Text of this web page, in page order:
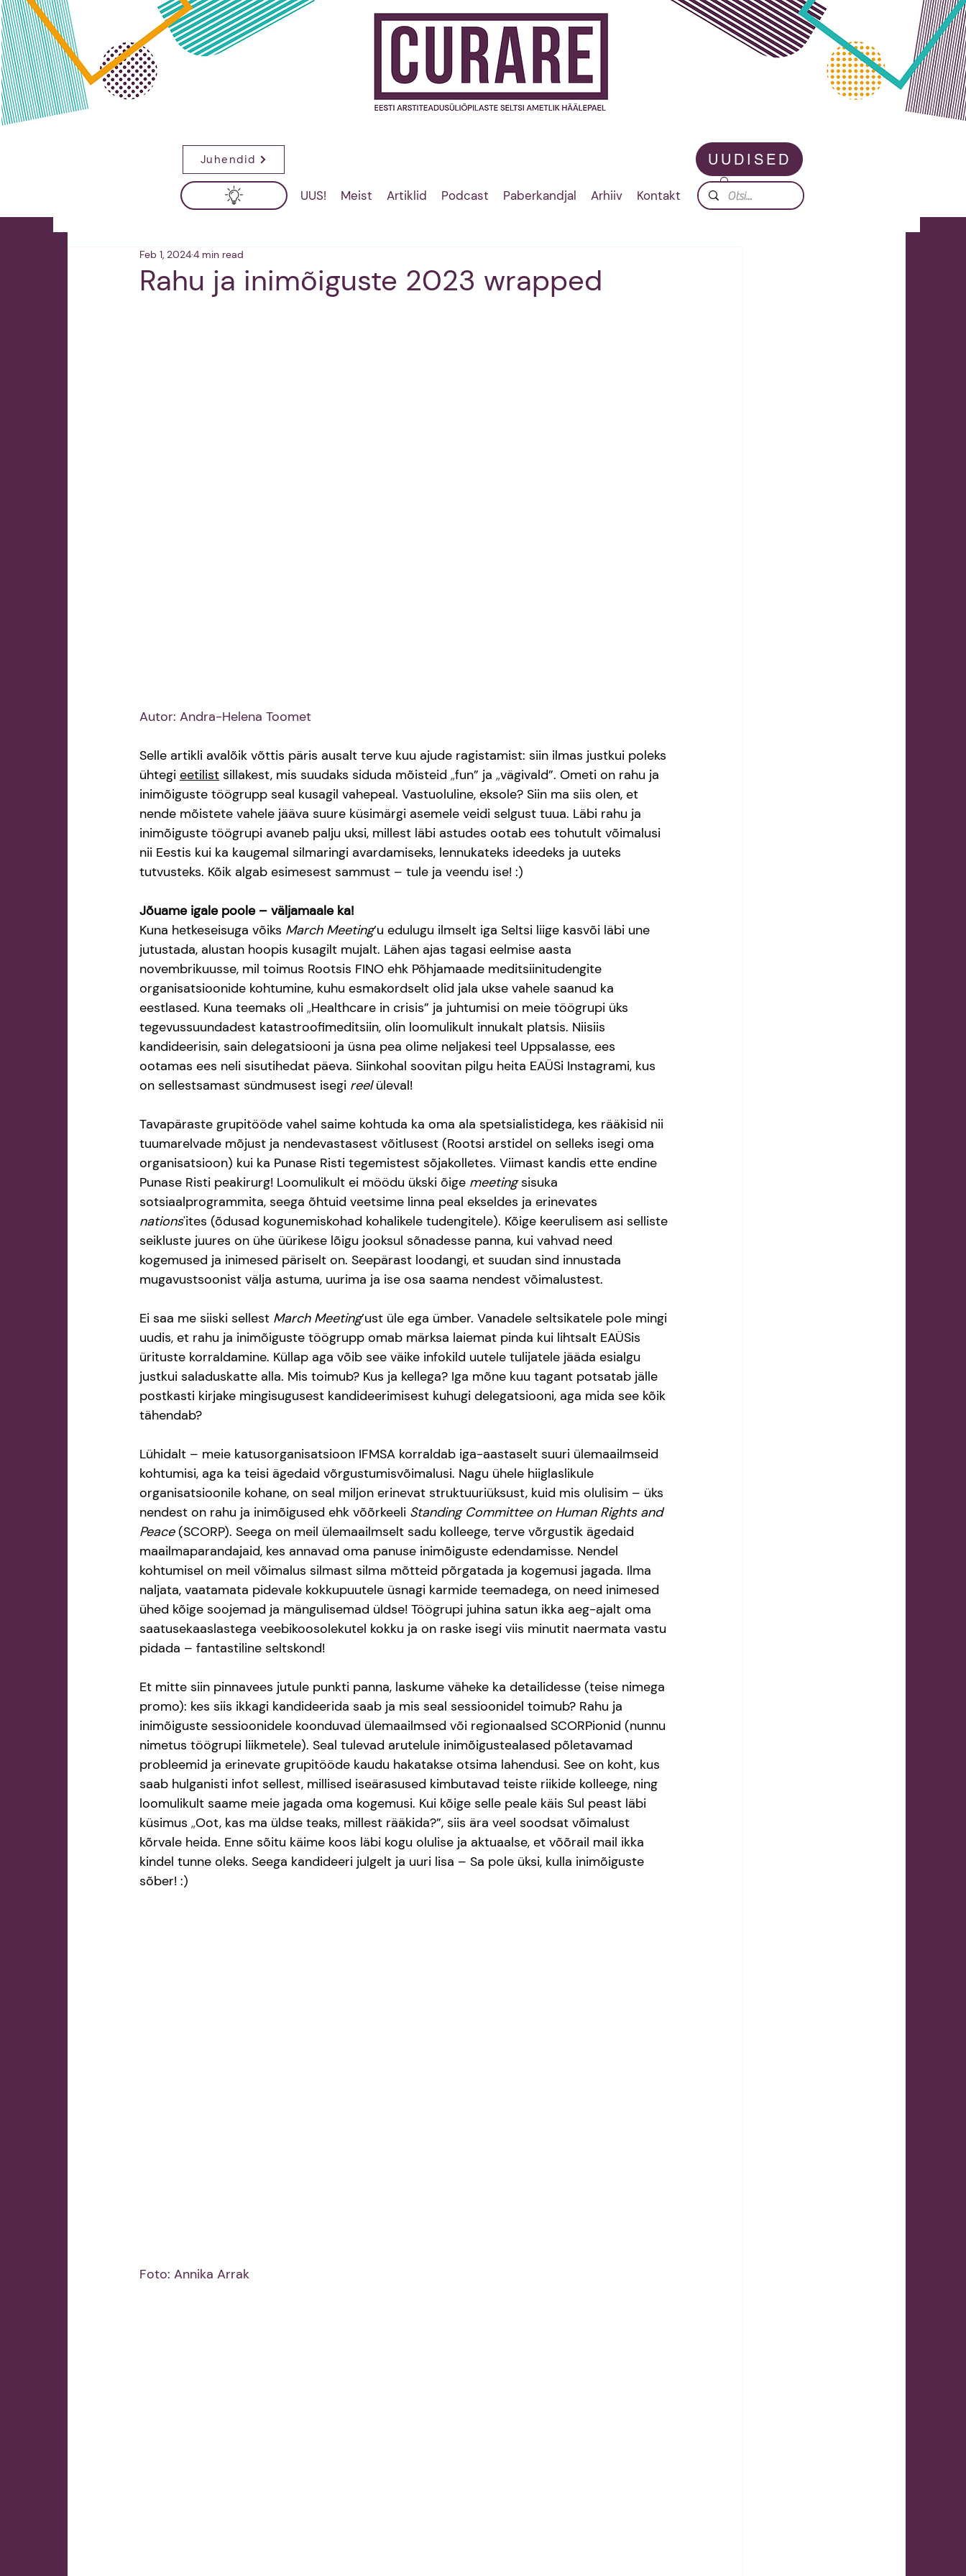
Juhendid
UUS! Meist Artiklid Podcast Paberkandjal Arhiiv Kontakt
UUDISED
Rahu ja inimõiguste 2023 wrapped
Feb 1, 20244 min read
Autor: Andra-Helena Toomet
Selle artikli avalõik võttis päris ausalt terve kuu ajude ragistamist: siin ilmas justkui poleks
ühtegi eetilist sillakest, mis suudaks siduda mõisteid „fun” ja „vägivald”. Ometi on rahu ja
inimõiguste töögrupp seal kusagil vahepeal. Vastuoluline, eksole? Siin ma siis olen, et
nende mõistete vahele jääva suure küsimärgi asemele veidi selgust tuua. Läbi rahu ja
inimõiguste töögrupi avaneb palju uksi, millest läbi astudes ootab ees tohutult võimalusi
nii Eestis kui ka kaugemal silmaringi avardamiseks, lennukateks ideedeks ja uuteks
tutvusteks. Kõik algab esimesest sammust – tule ja veendu ise! :)
Jõuame igale poole – väljamaale ka!
Kuna hetkeseisuga võiks March Meeting’u edulugu ilmselt iga Seltsi liige kasvõi läbi une
jutustada, alustan hoopis kusagilt mujalt. Lähen ajas tagasi eelmise aasta
novembrikuusse, mil toimus Rootsis FINO ehk Põhjamaade meditsiinitudengite
organisatsioonide kohtumine, kuhu esmakordselt olid jala ukse vahele saanud ka
eestlased. Kuna teemaks oli „Healthcare in crisis” ja juhtumisi on meie töögrupi üks
tegevussuundadest katastroofimeditsiin, olin loomulikult innukalt platsis. Niisiis
kandideerisin, sain delegatsiooni ja üsna pea olime neljakesi teel Uppsalasse, ees
ootamas ees neli sisutihedat päeva. Siinkohal soovitan pilgu heita EAÜSi Instagrami, kus
on sellestsamast sündmusest isegi reel üleval!
Tavapäraste grupitööde vahel saime kohtuda ka oma ala spetsialistidega, kes rääkisid nii
tuumarelvade mõjust ja nendevastasest võitlusest (Rootsi arstidel on selleks isegi oma
organisatsioon) kui ka Punase Risti tegemistest sõjakolletes. Viimast kandis ette endine
Punase Risti peakirurg! Loomulikult ei möödu ükski õige meeting sisuka
sotsiaalprogrammita, seega õhtuid veetsime linna peal ekseldes ja erinevates
nations'ites (õdusad kogunemiskohad kohalikele tudengitele). Kõige keerulisem asi selliste
seikluste juures on ühe üürikese lõigu jooksul sõnadesse panna, kui vahvad need
kogemused ja inimesed päriselt on. Seepärast loodangi, et suudan sind innustada
mugavustsoonist välja astuma, uurima ja ise osa saama nendest võimalustest.
Ei saa me siiski sellest March Meeting’ust üle ega ümber. Vanadele seltsikatele pole mingi
uudis, et rahu ja inimõiguste töögrupp omab märksa laiemat pinda kui lihtsalt EAÜSis
ürituste korraldamine. Küllap aga võib see väike infokild uutele tulijatele jääda esialgu
justkui saladuskatte alla. Mis toimub? Kus ja kellega? Iga mõne kuu tagant potsatab jälle
postkasti kirjake mingisugusest kandideerimisest kuhugi delegatsiooni, aga mida see kõik
tähendab?
Lühidalt – meie katusorganisatsioon IFMSA korraldab iga-aastaselt suuri ülemaailmseid
kohtumisi, aga ka teisi ägedaid võrgustumisvõimalusi. Nagu ühele hiiglaslikule
organisatsioonile kohane, on seal miljon erinevat struktuuriüksust, kuid mis olulisim – üks
nendest on rahu ja inimõigused ehk võõrkeeli Standing Committee on Human Rights and
Peace (SCORP). Seega on meil ülemaailmselt sadu kolleege, terve võrgustik ägedaid
maailmaparandajaid, kes annavad oma panuse inimõiguste edendamisse. Nendel
kohtumisel on meil võimalus silmast silma mõtteid põrgatada ja kogemusi jagada. Ilma
naljata, vaatamata pidevale kokkupuutele üsnagi karmide teemadega, on need inimesed
ühed kõige soojemad ja mängulisemad üldse! Töögrupi juhina satun ikka aeg-ajalt oma
saatusekaaslastega veebikoosolekutel kokku ja on raske isegi viis minutit naermata vastu
pidada – fantastiline seltskond!
Et mitte siin pinnavees jutule punkti panna, laskume väheke ka detailidesse (teise nimega
promo): kes siis ikkagi kandideerida saab ja mis seal sessioonidel toimub? Rahu ja
inimõiguste sessioonidele koonduvad ülemaailmsed või regionaalsed SCORPionid (nunnu
nimetus töögrupi liikmetele). Seal tulevad arutelule inimõigustealased põletavamad
probleemid ja erinevate grupitööde kaudu hakatakse otsima lahendusi. See on koht, kus
saab hulganisti infot sellest, millised iseärasused kimbutavad teiste riikide kolleege, ning
loomulikult saame meie jagada oma kogemusi. Kui kõige selle peale käis Sul peast läbi
küsimus „Oot, kas ma üldse teaks, millest rääkida?”, siis ära veel soodsat võimalust
kõrvale heida. Enne sõitu käime koos läbi kogu olulise ja aktuaalse, et võõrail mail ikka
kindel tunne oleks. Seega kandideeri julgelt ja uuri lisa – Sa pole üksi, kulla inimõiguste
sõber! :)
Foto: Annika Arrak